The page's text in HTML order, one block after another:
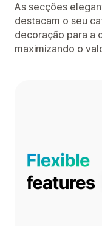
As secções
destacam o seu
decoração para a
maximizando o